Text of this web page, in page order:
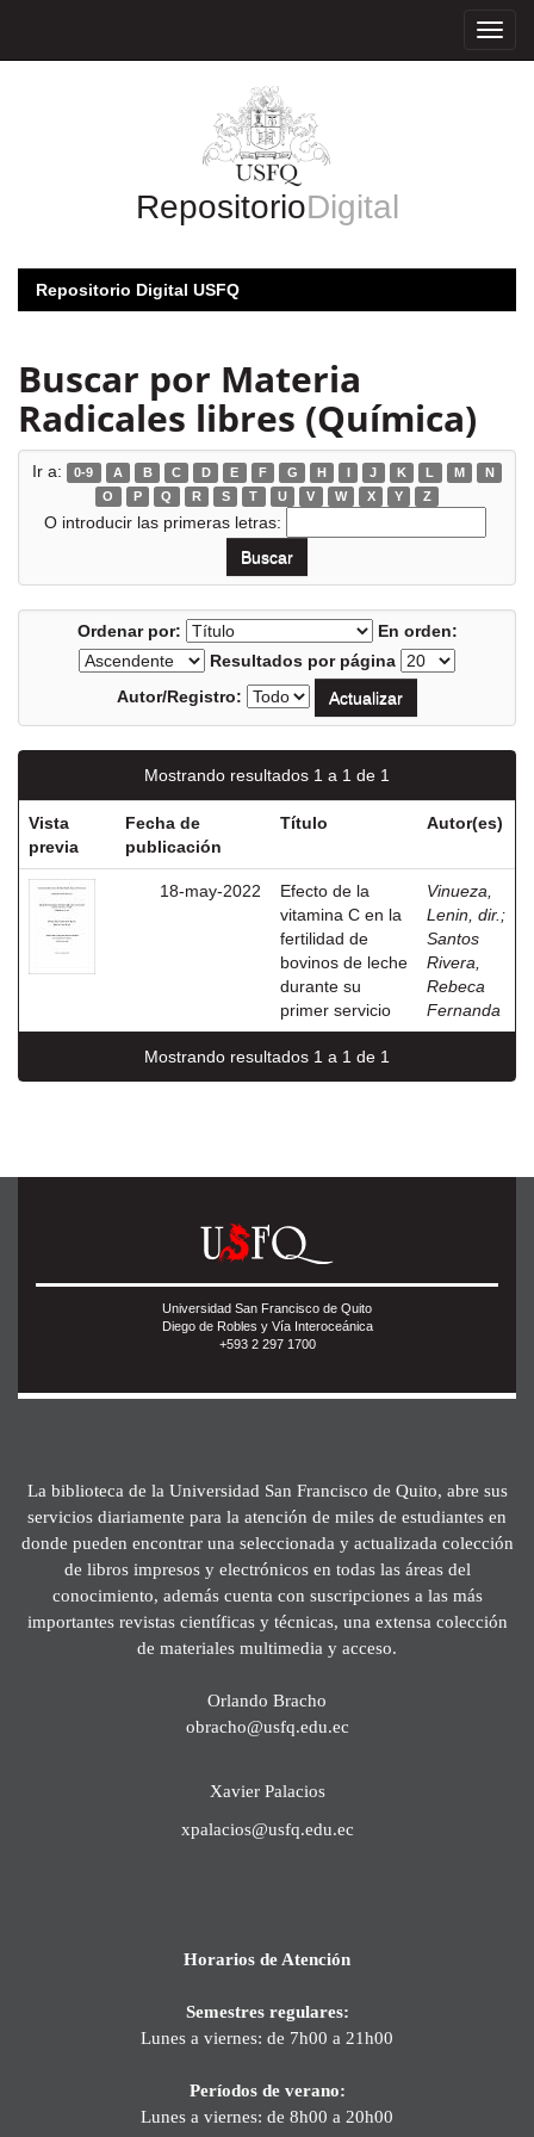
RepositorioDigital
Repositorio Digital USFQ
Buscar por Materia
Radicales libres (Química)
Ir a: 0-9 A B C D E F G H I J K L M
N
O
P Q R S T U V W X Y Z
O introducir las primeras letras:
Ordenar por:
En orden:
Resultados por página
Autor/Registro:
Mostrando resultados 1 a 1 de 1
Vista
previa
Fecha de
publicación
Título Autor(es)
18-may-2022
Efecto de la
vitamina C en la
fertilidad de
bovinos de leche
durante su
primer servicio
Vinueza,
Lenin, dir. ;
Santos
Rivera,
Rebeca
Fernanda
Mostrando resultados 1 a 1 de 1
Universidad San Francisco de Quito
Diego de Robles y Vía Interoceánica
+593 2 297 1700
La biblioteca de la Universidad San Francisco de Quito, abre sus
servicios diariamente para la atención de miles de estudiantes en
donde pueden encontrar una seleccionada y actualizada colección
de libros impresos y electrónicos en todas las áreas del
conocimiento, además cuenta con suscripciones a las más
importantes revistas científicas y técnicas, una extensa colección
de materiales multimedia y acceso.
Orlando Bracho
obracho@usfq.edu.ec
Xavier Palacios
xpalacios@usfq.edu.ec
Horarios de Atención
Semestres regulares:
Lunes a viernes: de 7h00 a 21h00
Períodos de verano:
Lunes a viernes: de 8h00 a 20h00